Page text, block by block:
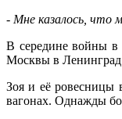
- Мне казалось, что
В середине войны в
Москвы в Ленинград
Зоя и её ровесницы
вагонах. Однажды